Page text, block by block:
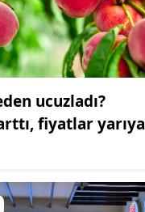
ucuzladı?
fiyatlar yarıya